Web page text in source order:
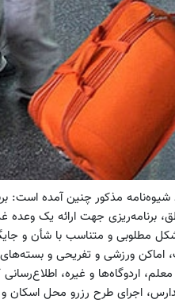
شیوه‌نامه مذکور چنین آمده است:
برنامه‌ریزی جهت ارائه یک وعده
مطلوبی و متناسب با شأن و
اماکن ورزشی و تفریحی و
اردوگاه‌ها و غیره،